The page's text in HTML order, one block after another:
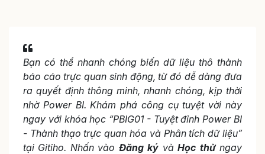
Bạn có thể nhanh chóng biến dữ liệu thô thành
báo cáo trực quan sinh động, từ đó dễ dàng đưa
ra quyết định thông minh, nhanh chóng, kịp thời
nhờ Power BI. Khám phá công cụ tuyệt vời này
ngay với khóa học “PBIG01 - Tuyệt đỉnh Power BI
- Thành thạo trực quan hóa và Phân tích dữ liệu”
tại Gitiho. Nhấn vào Đăng ký vàHọc thửngay